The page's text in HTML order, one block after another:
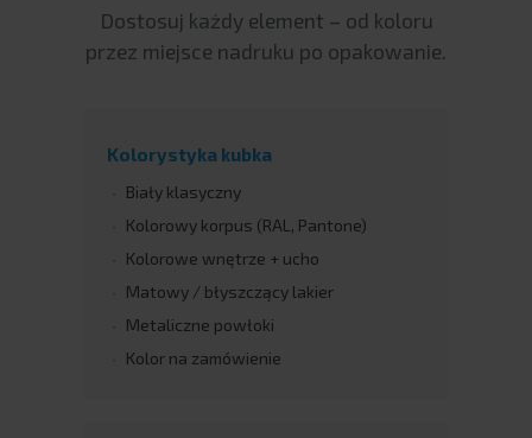
Dostosuj każdy element – od koloru
przez miejsce nadruku po opakowanie.
Kolorystyka kubka
Biały klasyczny
Kolorowy korpus (RAL, Pantone)
Kolorowe wnętrze + ucho
Matowy / błyszczący lakier
Metaliczne powłoki
Kolor na zamówienie